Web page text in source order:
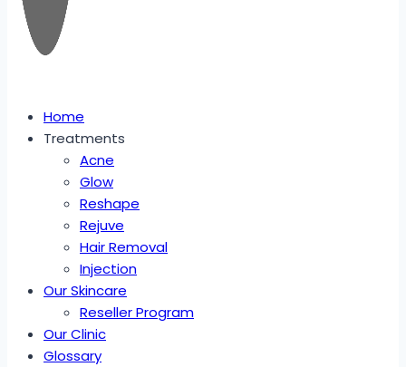
Home
Treatments
Acne
Glow
Reshape
Rejuve
Hair Removal
Injection
Our Skincare
Reseller Program
Our Clinic
Glossary